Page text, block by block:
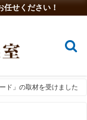
せください！
ド」の取材を受けました